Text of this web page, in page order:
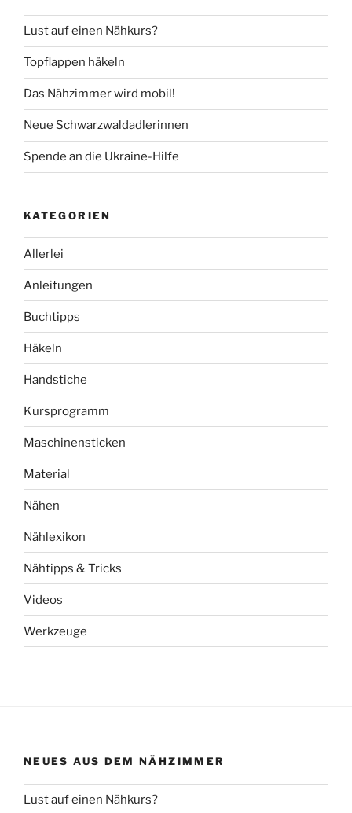
Lust auf einen Nähkurs?
Topflappen häkeln
Das Nähzimmer wird mobil!
Neue Schwarzwaldadlerinnen
Spende an die Ukraine-Hilfe
KATEGORIEN
Allerlei
Anleitungen
Buchtipps
Häkeln
Handstiche
Kursprogramm
Maschinensticken
Material
Nähen
Nählexikon
Nähtipps & Tricks
Videos
Werkzeuge
NEUES AUS DEM NÄHZIMMER
Lust auf einen Nähkurs?